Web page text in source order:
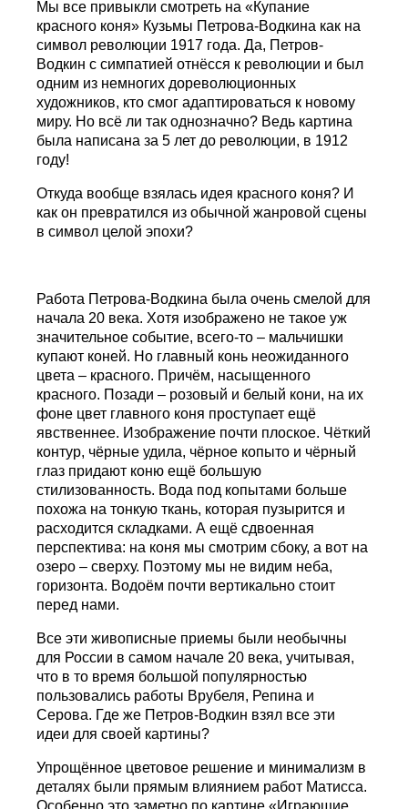
Мы все привыкли смотреть на «Купание
красного коня» Кузьмы Петрова-Водкина как на
символ революции 1917 года. Да, Петров-
Водкин с симпатией отнёсся к революции и был
одним из немногих дореволюционных
художников, кто смог адаптироваться к новому
миру. Но всё ли так однозначно? Ведь картина
была написана за 5 лет до революции, в 1912
году!
Откуда вообще взялась идея красного коня? И
как он превратился из обычной жанровой сцены
в символ целой эпохи?
Работа Петрова-Водкина была очень смелой для
начала 20 века. Хотя изображено не такое уж
значительное событие, всего-то – мальчишки
купают коней. Но главный конь неожиданного
цвета – красного. Причём, насыщенного
красного. Позади – розовый и белый кони, на их
фоне цвет главного коня проступает ещё
явственнее. Изображение почти плоское. Чёткий
контур, чёрные удила, чёрное копыто и чёрный
глаз придают коню ещё большую
стилизованность. Вода под копытами больше
похожа на тонкую ткань, которая пузырится и
расходится складками. А ещё сдвоенная
перспектива: на коня мы смотрим сбоку, а вот на
озеро – сверху. Поэтому мы не видим неба,
горизонта. Водоём почти вертикально стоит
перед нами.
Все эти живописные приемы были необычны
для России в самом начале 20 века, учитывая,
что в то время большой популярностью
пользовались работы Врубеля, Репина и
Серова. Где же Петров-Водкин взял все эти
идеи для своей картины?
Упрощённое цветовое решение и минимализм в
деталях были прямым влиянием работ Матисса.